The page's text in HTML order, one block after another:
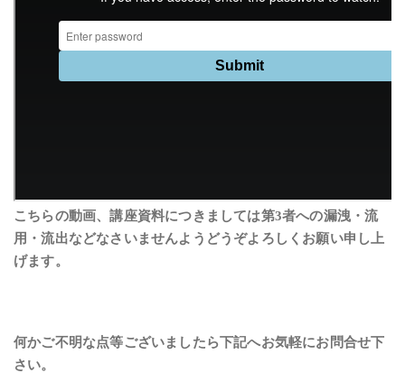
こちらの動画、講座資料につきましては第3者への漏洩・流
用・流出などなさいませんようどうぞよろしくお願い申し上
げます。
何かご不明な点等ございましたら下記へお気軽にお問合せ下
さい。